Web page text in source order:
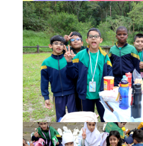
園
實
境
360
度
導
覽
Information
for
non-Chinese
speaking
parents